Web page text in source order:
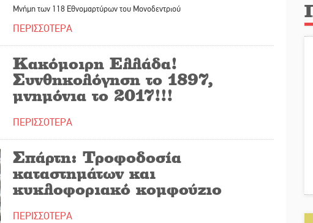
Μνήμη των 118 Εθνομαρτύρων του Μονοδεντριού
ΠΕΡΙΣΣΟΤΕΡΑ
Κακόμοιρη Ελλάδα!
Συνθηκολόγηση το 1897,
μνημόνια το 2017!!!
ΠΕΡΙΣΣΟΤΕΡΑ
Σπάρτη: Τροφοδοσία
καταστημάτων και
κυκλοφοριακό κομφούζιο
ΠΕΡΙΣΣΟΤΕΡΑ